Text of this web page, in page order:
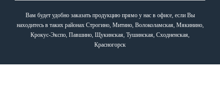
Вам будет удобно заказать продукцию прямо у нас в офисе, если Вы
находитесь в таких районах Строгино, Митино, Волоколамская, Мякинино,
Крокус-Экспо, Павшино, Щукинская, Тушинская, Сходненская,
Красногорск